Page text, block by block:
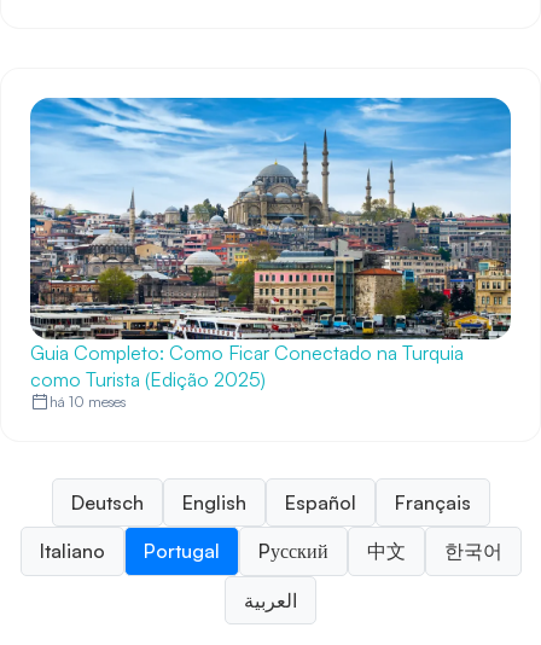
Guia Completo: Como Ficar Conectado na Turquia
como Turista (Edição 2025)
há 10 meses
Deutsch English Español
Français
Italiano
Portugal Pусский 中文 한국어
العربية